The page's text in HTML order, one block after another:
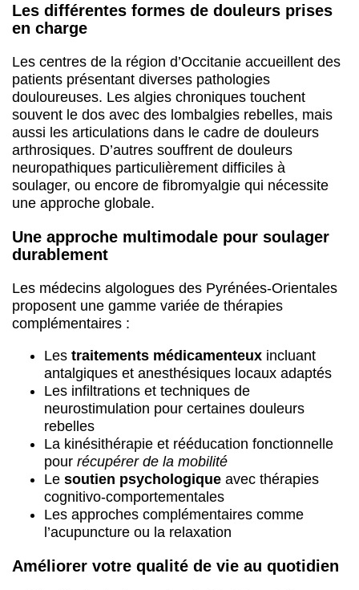
Les différentes formes de douleurs prises
en charge
Les centres de la région d’Occitanie accueillent des
patients présentant diverses pathologies
douloureuses. Les algies chroniques touchent
souvent le dos avec des lombalgies rebelles, mais
aussi les articulations dans le cadre de douleurs
arthrosiques. D’autres souffrent de douleurs
neuropathiques particulièrement difficiles à
soulager, ou encore de fibromyalgie qui nécessite
une approche globale.
Une approche multimodale pour soulager
durablement
Les médecins algologues des Pyrénées-Orientales
proposent une gamme variée de thérapies
complémentaires :
Les traitements médicamenteux incluant
antalgiques et anesthésiques locaux adaptés
Les infiltrations et techniques de
neurostimulation pour certaines douleurs
rebelles
La kinésithérapie et rééducation fonctionnelle
pour récupérer de la mobilité
Le soutien psychologique avec thérapies
cognitivo-comportementales
Les approches complémentaires comme
l’acupuncture ou la relaxation
Améliorer votre qualité de vie au quotidien